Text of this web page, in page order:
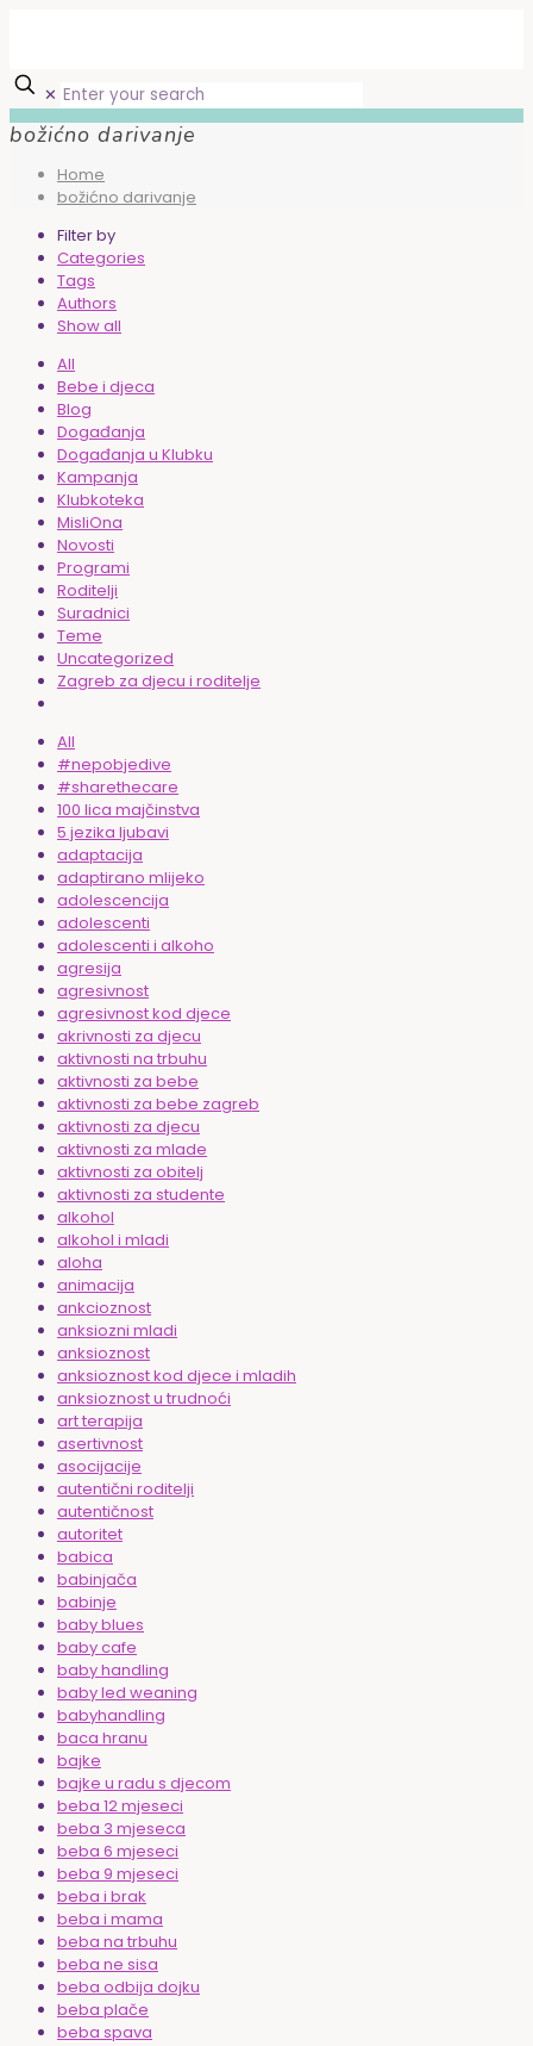
✕
božićno darivanje
Home
božićno darivanje
Filter by
Categories
Tags
Authors
Show all
All
Bebe i djeca
Blog
Događanja
Događanja u Klubku
Kampanja
Klubkoteka
MisliOna
Novosti
Programi
Roditelji
Suradnici
Teme
Uncategorized
Zagreb za djecu i roditelje
All
#nepobjedive
#sharethecare
100 lica majčinstva
5 jezika ljubavi
adaptacija
adaptirano mlijeko
adolescencija
adolescenti
adolescenti i alkoho
agresija
agresivnost
agresivnost kod djece
akrivnosti za djecu
aktivnosti na trbuhu
aktivnosti za bebe
aktivnosti za bebe zagreb
aktivnosti za djecu
aktivnosti za mlade
aktivnosti za obitelj
aktivnosti za studente
alkohol
alkohol i mladi
aloha
animacija
ankcioznost
anksiozni mladi
anksioznost
anksioznost kod djece i mladih
anksioznost u trudnoći
art terapija
asertivnost
asocijacije
autentični roditelji
autentičnost
autoritet
babica
babinjača
babinje
baby blues
baby cafe
baby handling
baby led weaning
babyhandling
baca hranu
bajke
bajke u radu s djecom
beba 12 mjeseci
beba 3 mjeseca
beba 6 mjeseci
beba 9 mjeseci
beba i brak
beba i mama
beba na trbuhu
beba ne sisa
beba odbija dojku
beba plače
beba spava